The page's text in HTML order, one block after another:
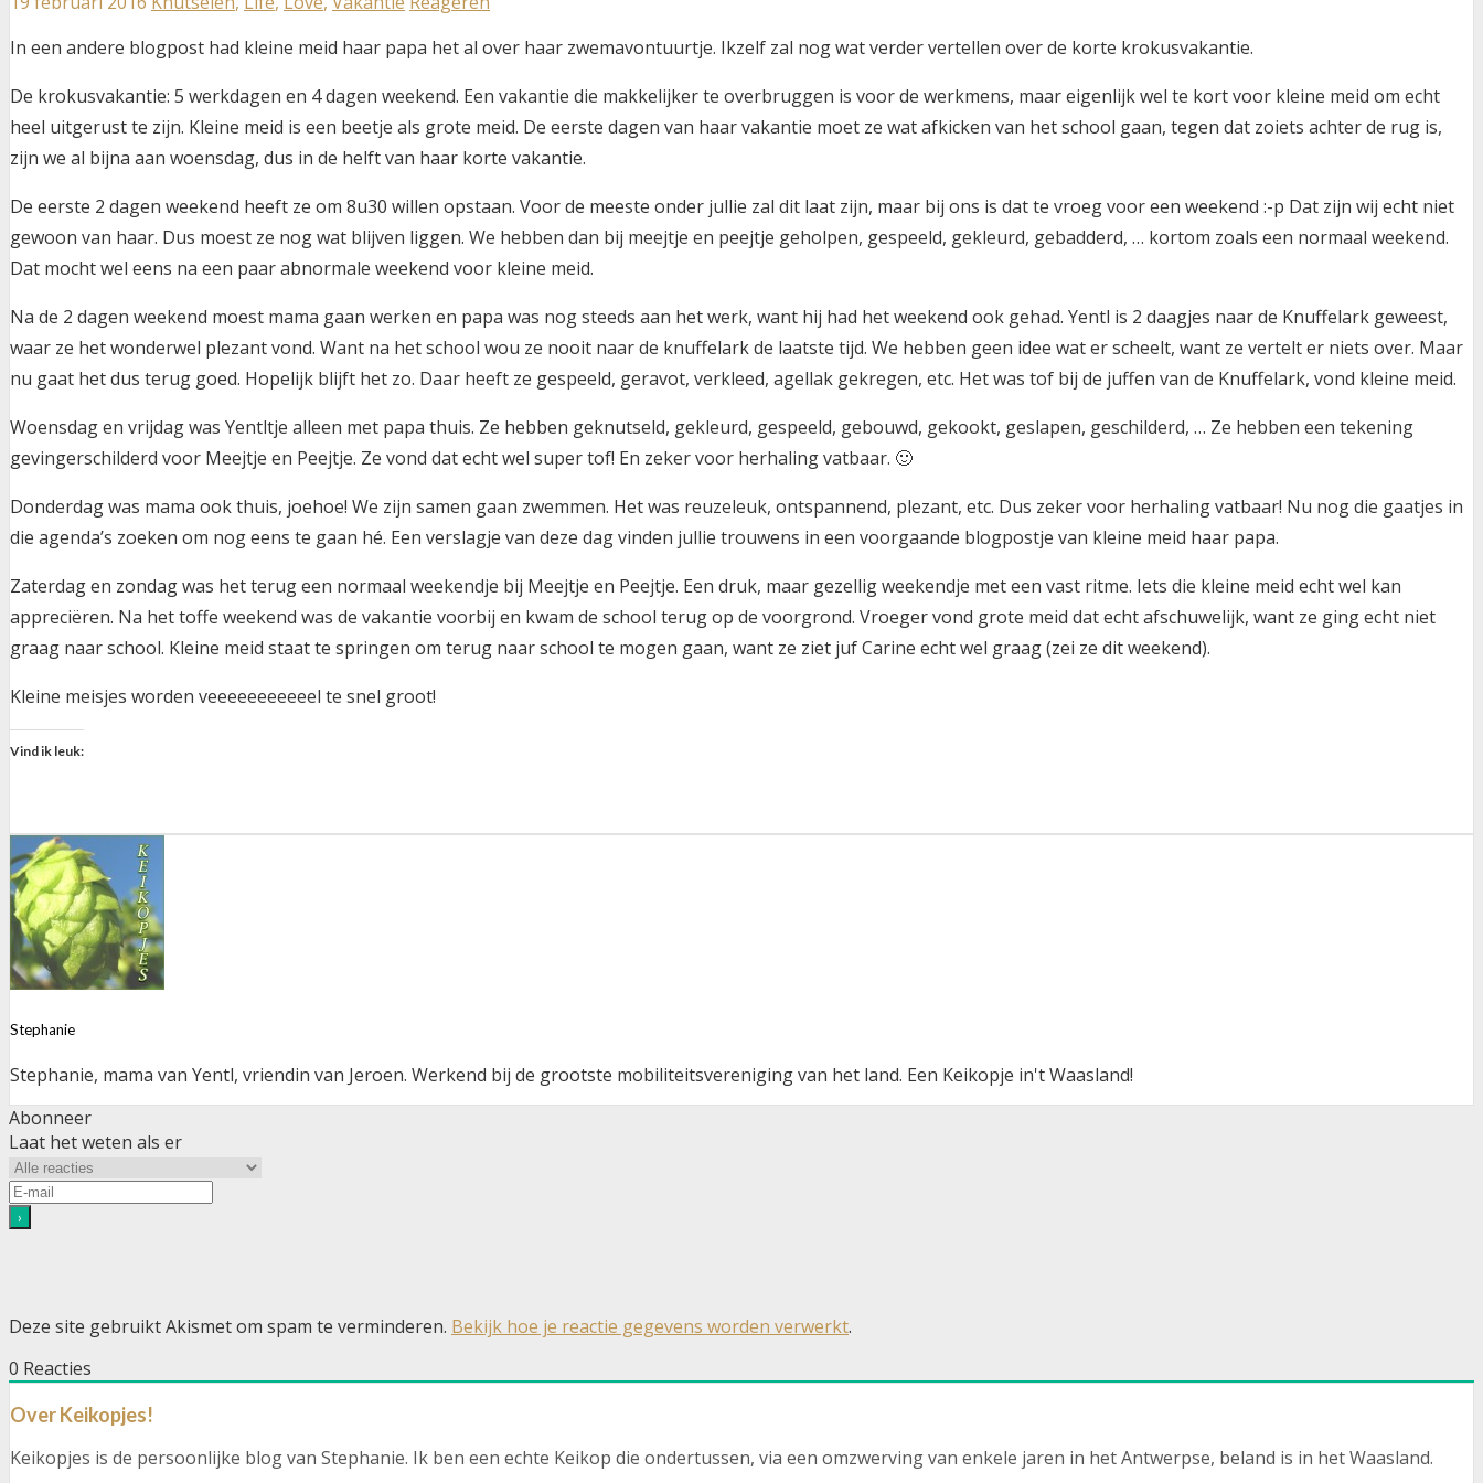
In een andere blogpost had kleine meid haar papa het al over haar zwemavontuurtje. Ikzelf zal nog wat verder vertellen over de korte krokusvakantie.
De krokusvakantie: 5 werkdagen en 4 dagen weekend. Een vakantie die makkelijker te overbruggen is voor de werkmens, maar eigenlijk wel te kort voor kleine meid om echt
heel uitgerust te zijn. Kleine meid is een beetje als grote meid. De eerste dagen van haar vakantie moet ze wat afkicken van het school gaan, tegen dat zoiets achter de rug is,
zijn we al bijna aan woensdag, dus in de helft van haar korte vakantie.
De eerste 2 dagen weekend heeft ze om 8u30 willen opstaan. Voor de meeste onder jullie zal dit laat zijn, maar bij ons is dat te vroeg voor een weekend :-p Dat zijn wij echt niet
gewoon van haar. Dus moest ze nog wat blijven liggen. We hebben dan bij meejtje en peejtje geholpen, gespeeld, gekleurd, gebadderd, … kortom zoals een normaal weekend.
Dat mocht wel eens na een paar abnormale weekend voor kleine meid.
Na de 2 dagen weekend moest mama gaan werken en papa was nog steeds aan het werk, want hij had het weekend ook gehad. Yentl is 2 daagjes naar de Knuffelark geweest,
waar ze het wonderwel plezant vond. Want na het school wou ze nooit naar de knuffelark de laatste tijd. We hebben geen idee wat er scheelt, want ze vertelt er niets over. Maar
nu gaat het dus terug goed. Hopelijk blijft het zo. Daar heeft ze gespeeld, geravot, verkleed, agellak gekregen, etc. Het was tof bij de juffen van de Knuffelark, vond kleine meid.
Woensdag en vrijdag was Yentltje alleen met papa thuis. Ze hebben geknutseld, gekleurd, gespeeld, gebouwd, gekookt, geslapen, geschilderd, … Ze hebben een tekening
gevingerschilderd voor Meejtje en Peejtje. Ze vond dat echt wel super tof! En zeker voor herhaling vatbaar. 🙂
Donderdag was mama ook thuis, joehoe! We zijn samen gaan zwemmen. Het was reuzeleuk, ontspannend, plezant, etc. Dus zeker voor herhaling vatbaar! Nu nog die gaatjes in
die agenda’s zoeken om nog eens te gaan hé. Een verslagje van deze dag vinden jullie trouwens in een voorgaande blogpostje van kleine meid haar papa.
Zaterdag en zondag was het terug een normaal weekendje bij Meejtje en Peejtje. Een druk, maar gezellig weekendje met een vast ritme. Iets die kleine meid echt wel kan
appreciëren. Na het toffe weekend was de vakantie voorbij en kwam de school terug op de voorgrond. Vroeger vond grote meid dat echt afschuwelijk, want ze ging echt niet
graag naar school. Kleine meid staat te springen om terug naar school te mogen gaan, want ze ziet juf Carine echt wel graag (zei ze dit weekend).
Kleine meisjes worden veeeeeeeeeeel te snel groot!
Vind ik leuk:
Stephanie
Stephanie, mama van Yentl, vriendin van Jeroen. Werkend bij de grootste mobiliteitsvereniging van het land. Een Keikopje in't Waasland!
Abonneer
Laat het weten als er
Deze site gebruikt Akismet om spam te verminderen. Bekijk hoe je reactie gegevens worden verwerkt.
0 Reacties
Over Keikopjes!
Keikopjes is de persoonlijke blog van Stephanie. Ik ben een echte Keikop die ondertussen, via een omzwerving van enkele jaren in het Antwerpse, beland is in het Waasland.